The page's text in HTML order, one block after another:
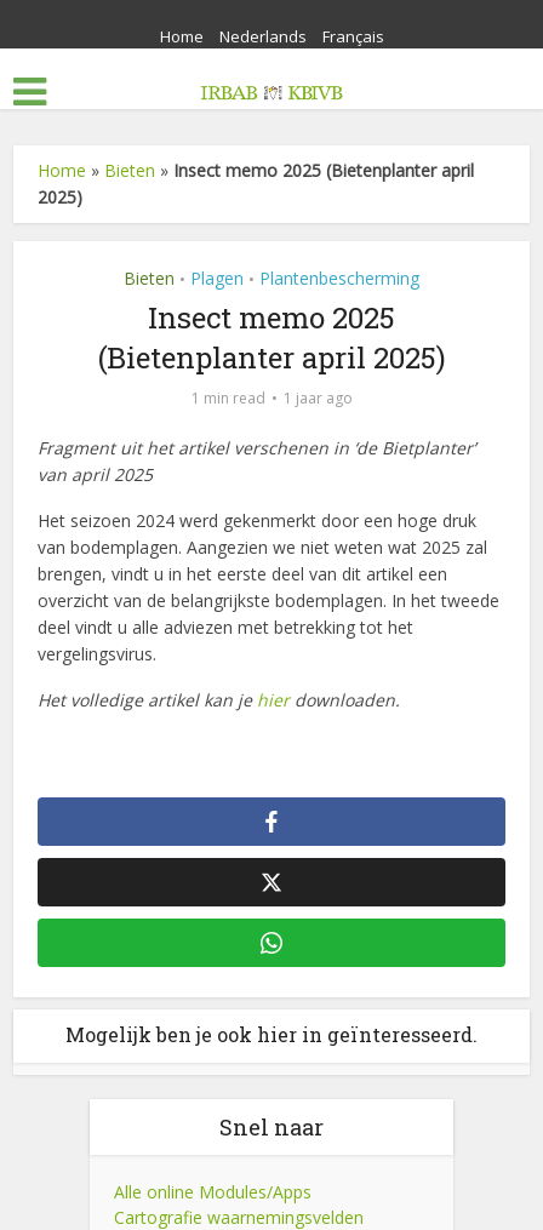
Home Nederlands Français
Home » Bieten » Insect memo 2025 (Bietenplanter april
2025)
Bieten • Plagen • Plantenbescherming
Insect memo 2025
(Bietenplanter april 2025)
1 min read 1 jaar ago
Fragment uit het artikel verschenen in ‘de Bietplanter’
van april 2025
Het seizoen 2024 werd gekenmerkt door een hoge druk
van bodemplagen. Aangezien we niet weten wat 2025 zal
brengen, vindt u in het eerste deel van dit artikel een
overzicht van de belangrijkste bodemplagen. In het tweede
deel vindt u alle adviezen met betrekking tot het
vergelingsvirus.
Het volledige artikel kan je hierdownloaden.
Mogelijk ben je ook hier in geïnteresseerd.
Snel naar
Alle online Modules/Apps
Cartografie waarnemingsvelden